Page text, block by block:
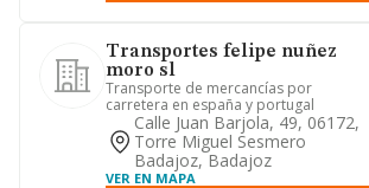
Transportes felipe nuñez
moro sl
Transporte de mercancías por
carretera en españa y portugal
Calle Juan Barjola, 49, 06172,
Torre Miguel Sesmero
Badajoz, Badajoz
VER EN MAPA